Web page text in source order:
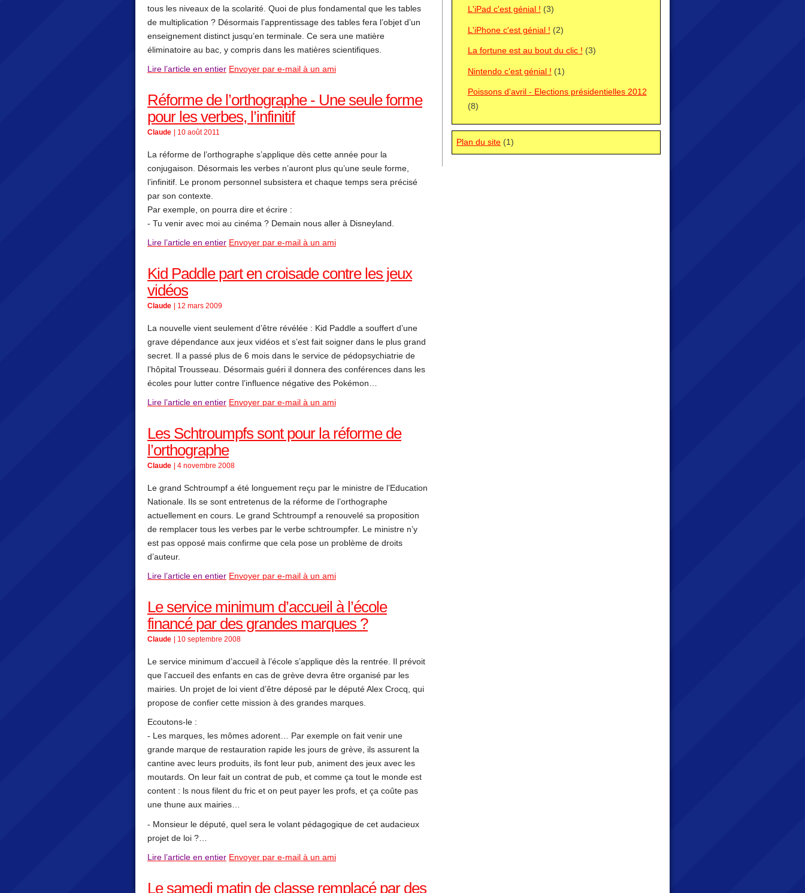
tous les niveaux de la scolarité. Quoi de plus fondamental que les tables
de multiplication ? Désormais l’apprentissage des tables fera l’objet d’un
enseignement distinct jusqu’en terminale. Ce sera une matière
éliminatoire au bac, y compris dans les matières scientifiques.
Lire l’article en entier Envoyer par e-mail à un ami
Réforme de l’orthographe - Une seule forme
pour les verbes, l’infinitif
Claude | 10 août 2011
La réforme de l’orthographe s’applique dès cette année pour la
conjugaison. Désormais les verbes n’auront plus qu’une seule forme,
l’infinitif. Le pronom personnel subsistera et chaque temps sera précisé
par son contexte.
Par exemple, on pourra dire et écrire :
- Tu venir avec moi au cinéma ? Demain nous aller à Disneyland.
Lire l’article en entier Envoyer par e-mail à un ami
Kid Paddle part en croisade contre les jeux
vidéos
Claude | 12 mars 2009
La nouvelle vient seulement d’être révélée : Kid Paddle a souffert d’une
grave dépendance aux jeux vidéos et s’est fait soigner dans le plus grand
secret. Il a passé plus de 6 mois dans le service de pédopsychiatrie de
l’hôpital Trousseau. Désormais guéri il donnera des conférences dans les
écoles pour lutter contre l’influence négative des Pokémon…
Lire l’article en entier Envoyer par e-mail à un ami
Les Schtroumpfs sont pour la réforme de
l’orthographe
Claude | 4 novembre 2008
Le grand Schtroumpf a été longuement reçu par le ministre de l’Education
Nationale. Ils se sont entretenus de la réforme de l’orthographe
actuellement en cours. Le grand Schtroumpf a renouvelé sa proposition
de remplacer tous les verbes par le verbe schtroumpfer. Le ministre n’y
est pas opposé mais confirme que cela pose un problème de droits
d’auteur.
Lire l’article en entier Envoyer par e-mail à un ami
Le service minimum d’accueil à l’école
financé par des grandes marques ?
Claude | 10 septembre 2008
Le service minimum d’accueil à l’école s’applique dès la rentrée. Il prévoit
que l’accueil des enfants en cas de grève devra être organisé par les
mairies. Un projet de loi vient d’être déposé par le député Alex Crocq, qui
propose de confier cette mission à des grandes marques.
Ecoutons-le :
- Les marques, les mômes adorent… Par exemple on fait venir une
grande marque de restauration rapide les jours de grève, ils assurent la
cantine avec leurs produits, ils font leur pub, animent des jeux avec les
moutards. On leur fait un contrat de pub, et comme ça tout le monde est
content : ls nous filent du fric et on peut payer les profs, et ça coûte pas
une thune aux mairies…
- Monsieur le député, quel sera le volant pédagogique de cet audacieux
projet de loi ?…
Lire l’article en entier Envoyer par e-mail à un ami
Le samedi matin de classe remplacé par des
L'iPad c'est génial ! (3)
L'iPhone c'est génial ! (2)
La fortune est au bout du clic ! (3)
Nintendo c'est génial ! (1)
Poissons d'avril - Elections présidentielles 2012
(8)
Plan du site (1)